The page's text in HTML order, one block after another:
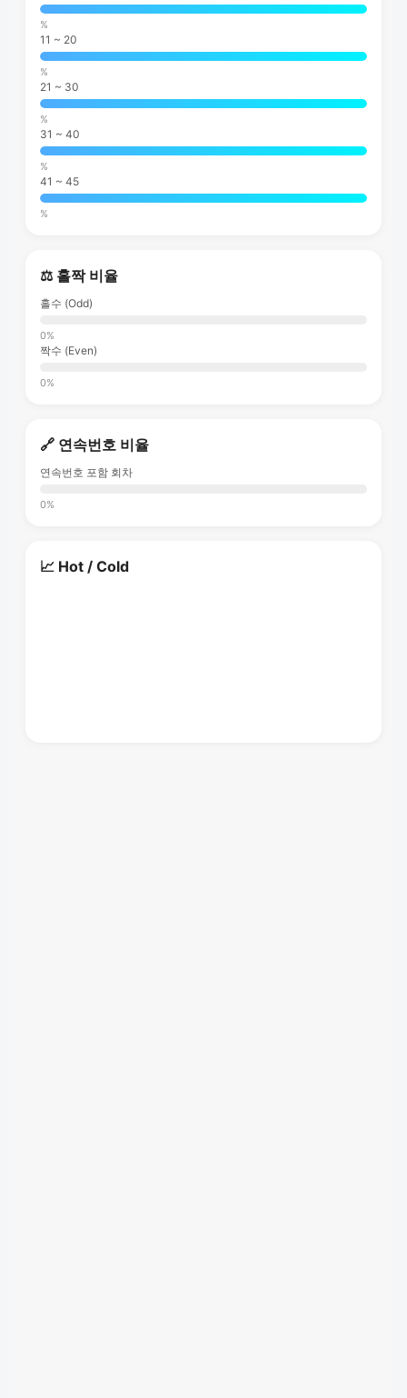
%
11 ~ 20
%
21 ~ 30
%
31 ~ 40
%
41 ~ 45
%
⚖️ 홀짝 비율
홀수 (Odd)
0%
짝수 (Even)
0%
🔗 연속번호 비율
연속번호 포함 회차
0%
📈 Hot / Cold